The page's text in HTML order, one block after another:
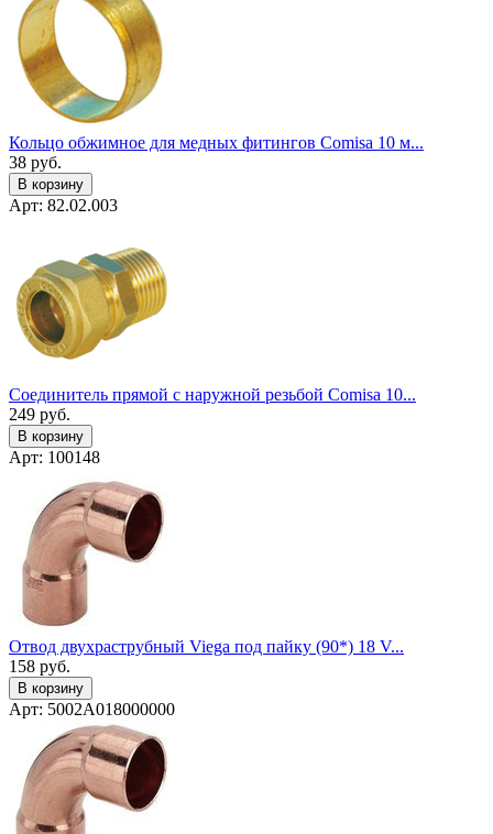
Кольцо обжимное для медных фитингов Comisa 10 м...
38 руб.
В корзину
Арт: 82.02.003
Соединитель прямой с наружной резьбой Comisa 10...
249 руб.
В корзину
Арт: 100148
Отвод двухраструбный Viega под пайку (90*) 18 V...
158 руб.
В корзину
Арт: 5002A018000000